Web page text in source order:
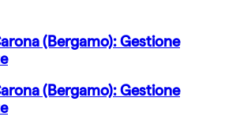
(Bergamo): Gestione
(Bergamo): Gestione